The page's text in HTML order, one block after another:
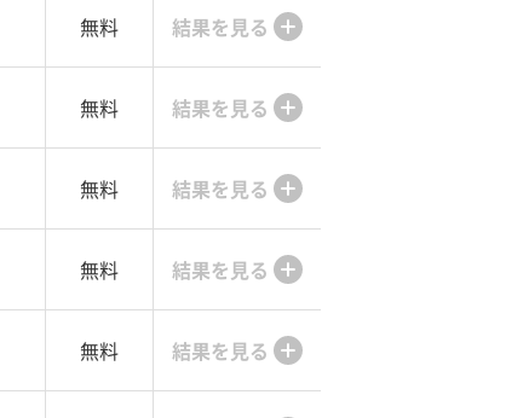
無料 結果を見る
無料 結果を見る
無料 結果を見る
無料 結果を見る
無料 結果を見る